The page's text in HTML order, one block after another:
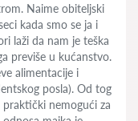
Naime obiteljski
kada smo se ja i
laži da nam je teška
previše u kućanstvo.
alimentacije i
posla). Od tog
nemogući za